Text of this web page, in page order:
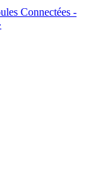
Connectées -